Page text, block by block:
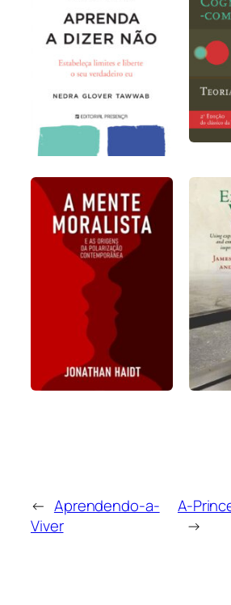
← Aprendendo-a-
Viver
A-
→